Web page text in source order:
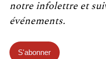
notre infolettre et
événements.
S'abonner